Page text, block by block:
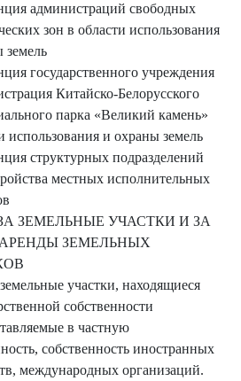
администраций свободных
зон в области использования
земель
государственного учреждения
Китайско-Белорусского
парка «Великий камень»
использования и охраны земель
структурных подразделений
местных исполнительных
ЗЕМЕЛЬНЫЕ УЧАСТКИ И ЗА
ЗЕМЕЛЬНЫХ
участки, находящиеся
собственности
в частную
собственность иностранных
международных организаций.